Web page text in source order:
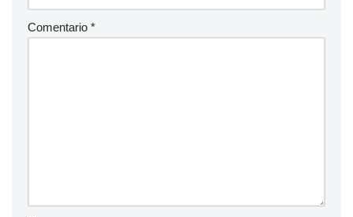
Comentario *